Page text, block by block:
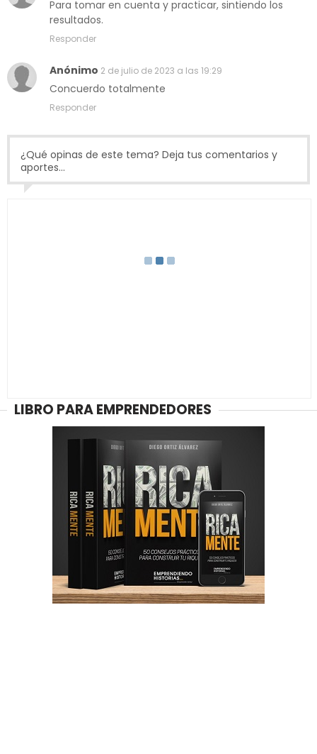
Para tomar en cuenta y practicar, sintiendo los
resultados.
Responder
Anónimo 2 de julio de 2023 a las 19:29
Concuerdo totalmente
Responder
¿Qué opinas de este tema? Deja tus comentarios y
aportes...
LIBRO PARA EMPRENDEDORES